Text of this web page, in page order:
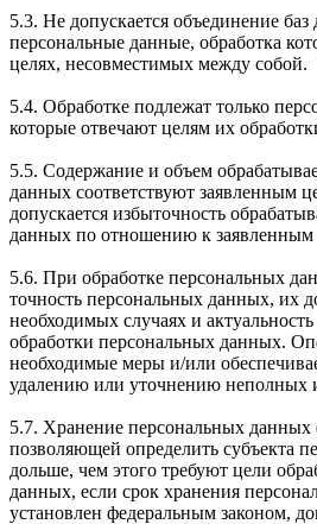
5.3. Не допускается объединение
персональные данные, обработка
целях, несовместимых между собой.
5.4. Обработке подлежат только
которые отвечают целям их
5.5. Содержание и объем
данных соответствуют заявленным
допускается избыточность
данных по отношению к заявленным
5.6. При обработке персональных
точность персональных данных, их
необходимых случаях и
обработки персональных данных.
необходимые меры и/или
удалению или уточнению неполных
5.7. Хранение персональных данных
позволяющей определить субъекта
дольше, чем этого требуют цели
данных, если срок хранения
установлен федеральным законом,